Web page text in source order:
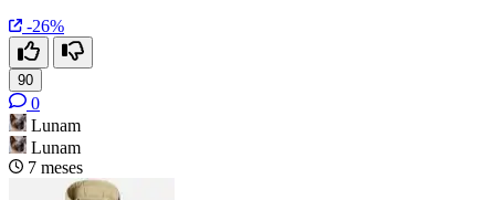
-26%
90
0
Lunam
Lunam
7 meses